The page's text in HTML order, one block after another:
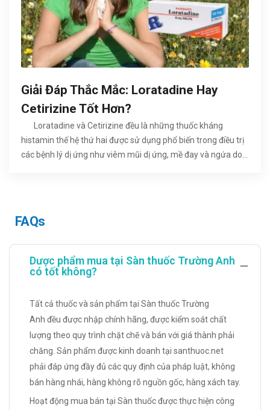
Giải Đáp Thắc Mắc: Loratadine Hay
Cetirizine Tốt Hơn?
Loratadine và Cetirizine đều là những thuốc kháng
histamin thế hệ thứ hai được sử dụng phổ biến trong điều trị
các bệnh lý dị ứng như viêm mũi dị ứng, mề đay và ngứa do
tốt hơn?" hoặc "Nên chọn Loratadine hay Cetirizine khi bị dị
toàn trong mọi trường hợp. Việc lựa chọn phụ thuộc vào loại
bệnh dị ứng, mức độ triệu chứng, khả năng dung nạp của
tác và bệnh lý đi kèm. Bài viết dưới đây sẽ phân tích chi tiết
sự khác biệt giữa Loratadine và Cetirizine dựa trên các bằng
chế và trường hợp sử dụng phù hợp của từng hoạt chất.
Tổng quan về Loratadine Loratadine là thuốc kháng
histamin H1 thế hệ thứ hai. Thuốc hoạt động bằng cách ức
chế chọn lọc thụ thể H1 ngoại biên, từ đó làm giảm tác động
của histamin – chất trung gian quan trọng trong phản ứng dị
FAQs
Dược phẩm mua tại Sàn thuốc Trường Anh
có tốt không?
Tất cả thuốc và sản phẩm tại Sàn thuốc Trường
Anh đều được nhập chính hãng, được kiểm soát chất
lượng theo quy trình chặt chẽ và bán với giá thành phải
chăng. Sản phẩm được kinh doanh tại santhuoc.net
phải đáp ứng đầy đủ các quy định của pháp luật, không
bán hàng nhái, hàng không rõ nguồn gốc, hàng xách tay.
Hoạt động mua bán tại Sàn thuốc được thực hiện công